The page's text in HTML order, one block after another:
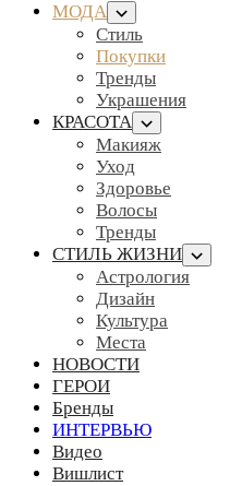
МОДА
Стиль
Покупки
Тренды
Украшения
КРАСОТА
Макияж
Уход
Здоровье
Волосы
Тренды
СТИЛЬ ЖИЗНИ
Астрология
Дизайн
Культура
Места
НОВОСТИ
ГЕРОИ
Бренды
ИНТЕРВЬЮ
Видео
Вишлист